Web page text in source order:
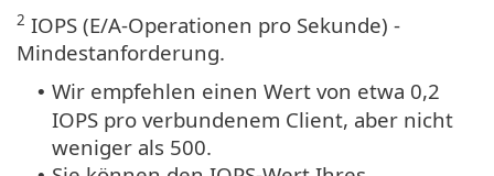
2 IOPS (E/A-Operationen pro Sekunde) -
Mindestanforderung.
• Wir empfehlen einen Wert von etwa 0,2
IOPS pro verbundenem Client, aber nicht
weniger als 500.